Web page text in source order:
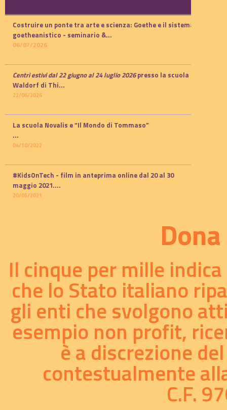
Costruire un ponte tra arte e scienza: Goethe e il sistema
goetheanistico - seminario &...
06/07/2026
Centri estivi dal 22 giugno al 24 luglio 2026presso la scuola
Waldorf di Thi...
22/06/2026
La scuola Novalis e “Il Mondo di Tommaso”
...
04/10/2022
#KidsOnTech - film in anteprima online dal 20 al 30
maggio 2021....
20/05/2021
Il cinque per mille
che lo Stato italiano
gli enti che svolgono
esempio non profit,
è a discrezione
contestualmente
C.F.